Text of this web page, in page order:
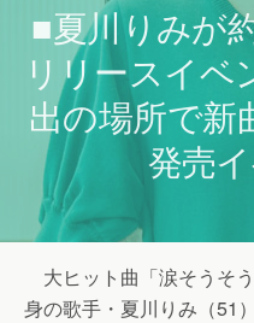
■夏川りみが
リリースイベ
出の場所で新
発売
大ヒット曲「涙そうそ
身の歌手・夏川りみ（51